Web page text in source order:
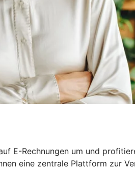
E-Rechnungen um und
eine zentrale Plattform zur